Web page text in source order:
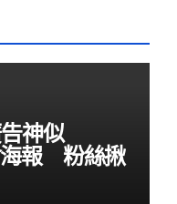
神似
報 粉絲揪